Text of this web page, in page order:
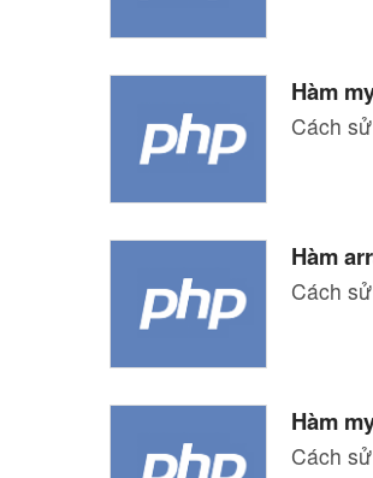
Hàm
Cách
Hàm
Cách
Hàm
Cách